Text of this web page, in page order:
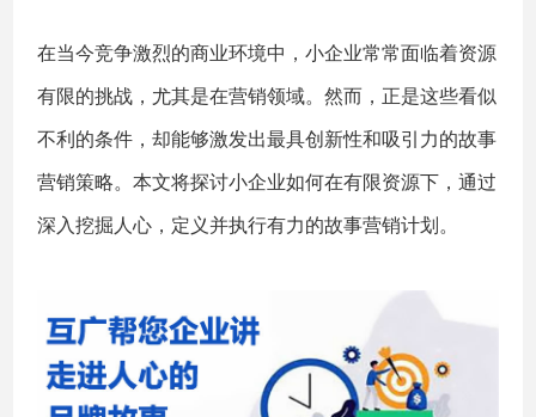
在当今竞争激烈的商业环境中，小企业常常面临着资源
有限的挑战，尤其是在营销领域。然而，正是这些看似
不利的条件，却能够激发出最具创新性和吸引力的故事
营销策略。本文将探讨小企业如何在有限资源下，通过
深入挖掘人心，定义并执行有力的故事营销计划。